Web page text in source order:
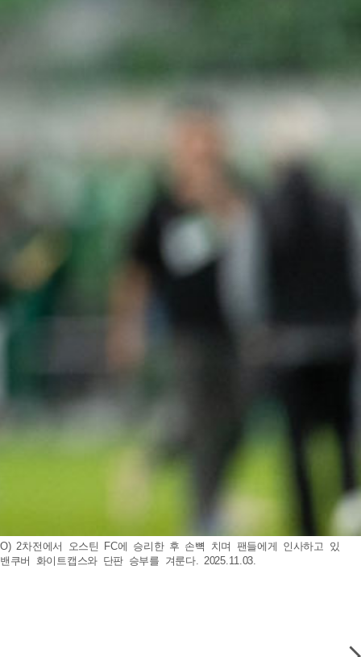
2차전에서 오스틴 FC에 승리한 후 손뼉 치며 팬들에게 인사하고 있
버 화이트캡스와 단판 승부를 겨룬다. 2025.11.03.